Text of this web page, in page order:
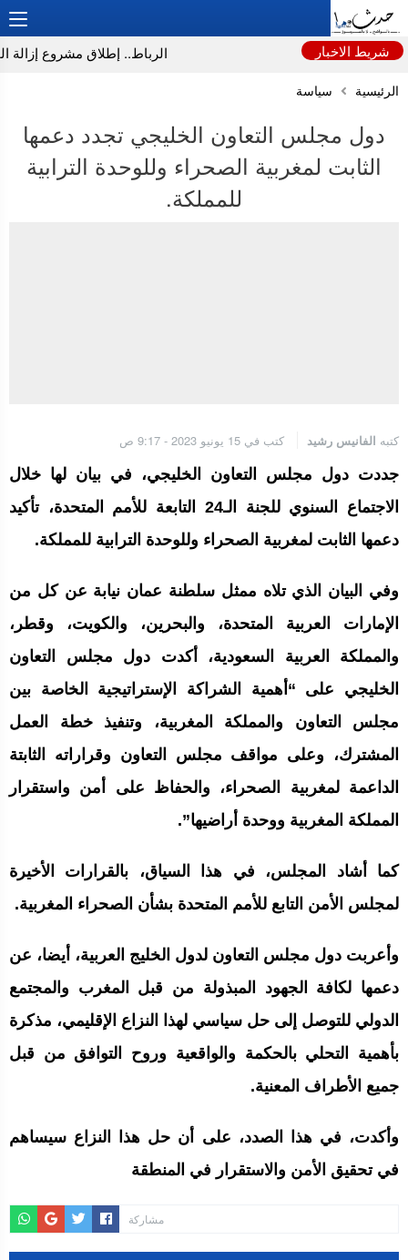
شريط الاخبار الرباط.. إطلاق مشروع إزالة
الرئيسية سياسة
دول مجلس التعاون الخليجي تجدد دعمها
الثابت لمغربية الصحراء وللوحدة الترابية
للمملكة.
كتبه الفانيس رشيد كتب في 15 يونيو 2023 - 9:17 ص
جددت دول مجلس التعاون الخليجي، في بيان لها خلال
الاجتماع السنوي للجنة الـ24 التابعة للأمم المتحدة، تأكيد
دعمها الثابت لمغربية الصحراء وللوحدة الترابية للمملكة.
وفي البيان الذي تلاه ممثل سلطنة عمان نيابة عن كل من
الإمارات العربية المتحدة، والبحرين، والكويت، وقطر،
والمملكة العربية السعودية، أكدت دول مجلس التعاون
الخليجي على “أهمية الشراكة الإستراتيجية الخاصة بين
مجلس التعاون والمملكة المغربية، وتنفيذ خطة العمل
المشترك، وعلى مواقف مجلس التعاون وقراراته الثابتة
الداعمة لمغربية الصحراء، والحفاظ على أمن واستقرار
المملكة المغربية ووحدة أراضيها”.
كما أشاد المجلس، في هذا السياق، بالقرارات الأخيرة
لمجلس الأمن التابع للأمم المتحدة بشأن الصحراء المغربية.
وأعربت دول مجلس التعاون لدول الخليج العربية، أيضا، عن
دعمها لكافة الجهود المبذولة من قبل المغرب والمجتمع
الدولي للتوصل إلى حل سياسي لهذا النزاع الإقليمي، مذكرة
بأهمية التحلي بالحكمة والواقعية وروح التوافق من قبل
جميع الأطراف المعنية.
وأكدت، في هذا الصدد، على أن حل هذا النزاع سيساهم
في تحقيق الأمن والاستقرار في المنطقة
مشاركة